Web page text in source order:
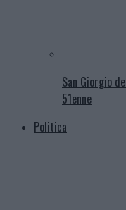
San Giorgio
51enne
Politica